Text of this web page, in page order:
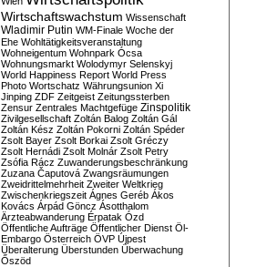
Wirtschaftswachstum Wissenschaft
Wladimir Putin WM-Finale Woche der
Ehe Wohltätigkeitsveranstaltung
Wohneigentum Wohnpark Ócsa
Wohnungsmarkt Wolodymyr Selenskyj
World Happiness Report World Press
Photo Wortschatz Währungsunion Xi
Jinping ZDF Zeitgeist Zeitungssterben
Zensur Zentrales Machtgefüge Zinspolitik
Zivilgesellschaft Zoltán Balog Zoltán Gál
Zoltán Kész Zoltán Pokorni Zoltán Spéder
Zsolt Bayer Zsolt Borkai Zsolt Gréczy
Zsolt Hernádi Zsolt Molnár Zsolt Petry
Zsófia Rácz Zuwanderungsbeschränkung
Zuzana Čaputová Zwangsräumungen
Zweidrittelmehrheit Zweiter Weltkrieg
Zwischenkriegszeit Ágnes Geréb Ákos
Kovács Árpád Göncz Ásotthalom
Ärzteabwanderung Érpatak Ózd
Öffentliche Aufträge Öffentlicher Dienst Öl-
Embargo Österreich ÖVP Újpest
Überalterung Überstunden Überwachung
Őszöd